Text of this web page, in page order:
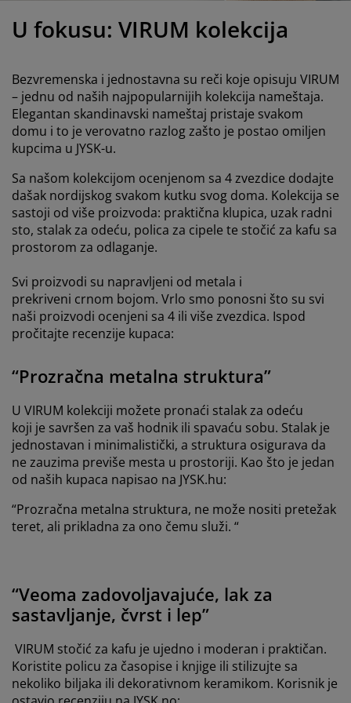
za spavaću sobu
dušeci
kreveti
i zaštita nameštaja
rasveta
soba
U fokusu: VIRUM kolekcija
Bezvremenska i jednostavna su reči koje opisuju VIRUM
– jednu od naših najpopularnijih kolekcija nameštaja.
Elegantan skandinavski nameštaj pristaje svakom
domu i to je verovatno razlog zašto je postao omiljen
kupcima u JYSK-u.
Sa našom kolekcijom ocenjenom sa 4 zvezdice dodajte
dašak nordijskog svakom kutku svog doma. Kolekcija se
sastoji od više proizvoda: praktična klupica, uzak radni
sto, stalak za odeću, polica za cipele te stočić za kafu sa
prostorom za odlaganje.
Svi proizvodi su napravljeni od metala i
prekriveni crnom bojom. Vrlo smo ponosni što su svi
naši proizvodi ocenjeni sa 4 ili više zvezdica. Ispod
pročitajte recenzije kupaca:
“Prozračna metalna struktura”
U VIRUM kolekciji možete pronaći stalak za odeću
koji je savršen za vaš hodnik ili spavaću sobu. Stalak je
jednostavan i minimalistički, a struktura osigurava da
ne zauzima previše mesta u prostoriji. Kao što je jedan
od naših kupaca napisao na JYSK.hu:
“Prozračna metalna struktura, ne može nositi pretežak
teret, ali prikladna za ono čemu služi. “
“Veoma zadovoljavajuće, lak za
sastavljanje, čvrst i lep”
VIRUM stočić za kafu je ujedno i moderan i praktičan.
Koristite policu za časopise i knjige ili stilizujte sa
nekoliko biljaka ili dekorativnom keramikom. Korisnik je